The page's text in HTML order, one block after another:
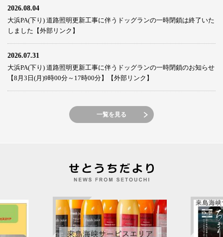
2026.08.04
大浜PA(下り) 道路照明更新工事に伴うドッグランの一時閉鎖は終了いた
しました【外部リンク】
2026.07.31
大浜PA(下り) 道路照明更新工事に伴うドッグランの一時閉鎖のお知らせ
【8月3日(月)9時00分～17時00分】【外部リンク】
一覧を見る